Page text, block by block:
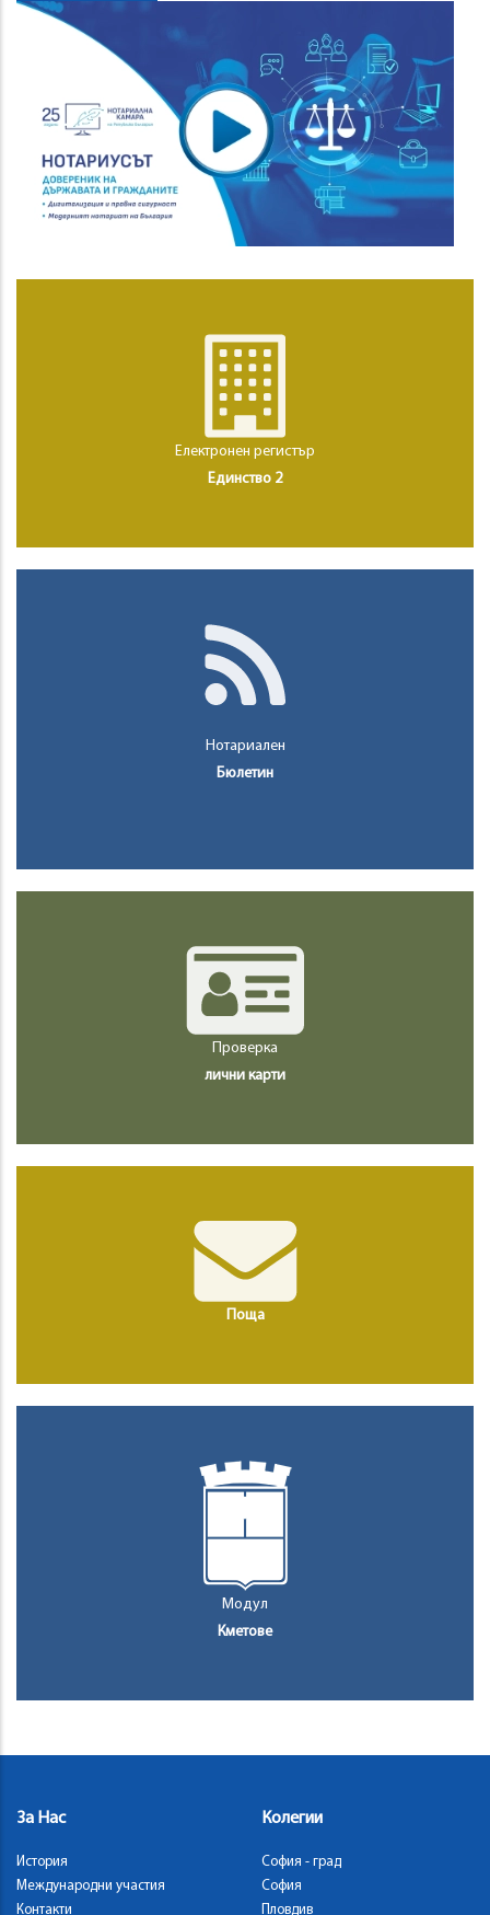
Електронен регистър
Единство 2
Нотариален
Бюлетин
Проверка
лични карти
Поща
Модул
Кметове
За Нас
История
Международни участия
Контакти
Колегии
София - град
София
Пловдив